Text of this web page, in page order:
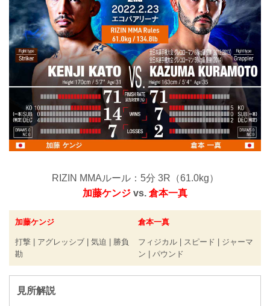
RIZIN MMAルール：5分 3R（61.0kg）
加藤ケンジ vs. 倉本一真
加藤ケンジ
打撃 | アグレッシブ | 気迫 | 勝負
勘
倉本一真
フィジカル | スピード | ジャーマ
ン | パウンド
見所解説